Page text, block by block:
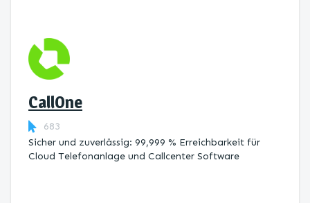
CallOne
683
Sicher und zuverlässig: 99,999 % Erreichbarkeit für
Cloud Telefonanlage und Callcenter Software